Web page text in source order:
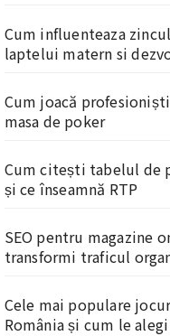
Cum influenteaza
laptelui matern si
Cum joacă
masa de poker
Cum citești tabelul de
și ce înseamnă RTP
SEO pentru magazine
transformi traficul
Cele mai populare
România și cum le